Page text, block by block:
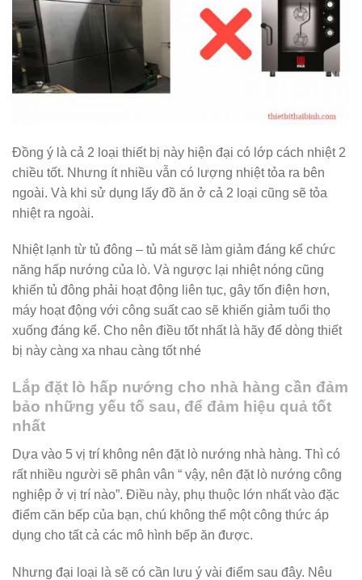
Đồng ý là cả 2 loại thiết bị này hiện đại có lớp cách nhiệt 2
chiều tốt. Nhưng ít nhiều vẫn có lượng nhiệt tỏa ra bên
ngoài. Và khi sử dụng lấy đồ ăn ở cả 2 loại cũng sẽ tỏa
nhiệt ra ngoài.
Nhiệt lạnh từ tủ đông – tủ mát sẽ làm giảm đáng kể chức
năng hấp nướng của lò. Và ngược lại nhiệt nóng cũng
khiến tủ đông phải hoạt động liên tục, gây tốn điện hơn,
máy hoạt động với công suất cao sẽ khiến giảm tuổi thọ
xuống đáng kể. Cho nên điều tốt nhất là hãy để dòng thiết
bị này càng xa nhau càng tốt nhé
Lắp đặt lò hấp nướng cho nhà hàng cần đảm
bảo những yếu tố sau, để đảm hiệu quả tốt
nhất
Dựa vào 5 vị trí không nên đặt lò nướng nhà hàng. Thì có
rất nhiều người sẽ phân vân “ vậy, nên đặt lò nướng công
nghiệp ở vị trí nào”. Điều này, phụ thuộc lớn nhất vào đặc
điểm căn bếp của bạn, chú không thể một công thức áp
dụng cho tất cả các mô hình bếp ăn được.
Nhưng đại loại là sẽ có cần lưu ý vài điểm sau đây. Nêu